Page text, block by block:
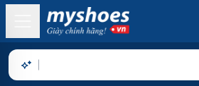
Sản phẩm chí